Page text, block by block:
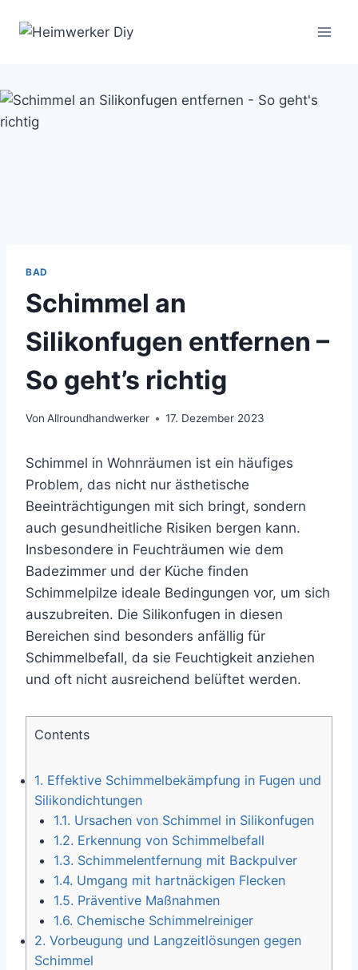
Inhalt
BAD
Schimmel an
Silikonfugen entfernen –
So geht’s richtig
Von Allroundhandwerker 17. Dezember 2023
Schimmel in Wohnräumen ist ein häufiges
Problem, das nicht nur ästhetische
Beeinträchtigungen mit sich bringt, sondern
auch gesundheitliche Risiken bergen kann.
Insbesondere in Feuchträumen wie dem
Badezimmer und der Küche finden
Schimmelpilze ideale Bedingungen vor, um sich
auszubreiten. Die Silikonfugen in diesen
Bereichen sind besonders anfällig für
Schimmelbefall, da sie Feuchtigkeit anziehen
und oft nicht ausreichend belüftet werden.
Contents
1. Effektive Schimmelbekämpfung in Fugen und
Silikondichtungen
1.1. Ursachen von Schimmel in Silikonfugen
1.2. Erkennung von Schimmelbefall
1.3. Schimmelentfernung mit Backpulver
1.4. Umgang mit hartnäckigen Flecken
1.5. Präventive Maßnahmen
1.6. Chemische Schimmelreiniger
2. Vorbeugung und Langzeitlösungen gegen
Schimmel